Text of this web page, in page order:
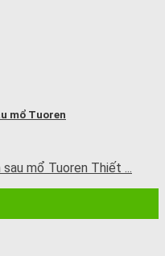
mổ Tuoren
mổ Tuoren Thiết ...